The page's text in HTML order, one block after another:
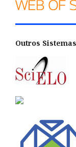
Outros